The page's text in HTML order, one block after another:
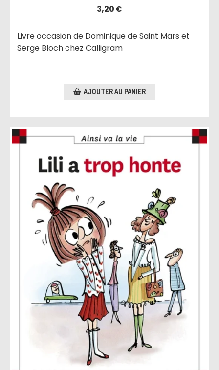
3,20€
Livre occasion de Dominique de Saint Mars et
Serge Bloch chez Calligram
AJOUTER AU PANIER